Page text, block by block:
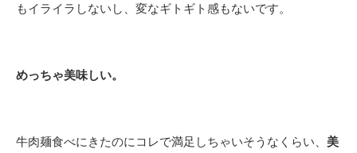
もイライラしないし、変なギトギト感もないです。
めっちゃ美味しい。
牛肉麺食べにきたのにコレで満足しちゃいそうなくらい、 美